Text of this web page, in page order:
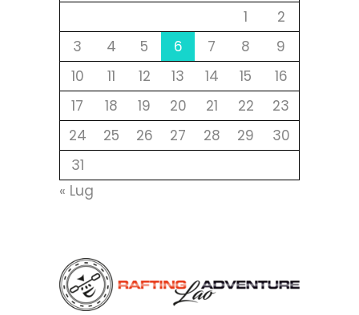
1
2
3
4 5 6 7 8
9
10
11 12 13 14 15
16
17
18 19 20 21 22
23
24
25 26 27 28 29
30
31
« Lug